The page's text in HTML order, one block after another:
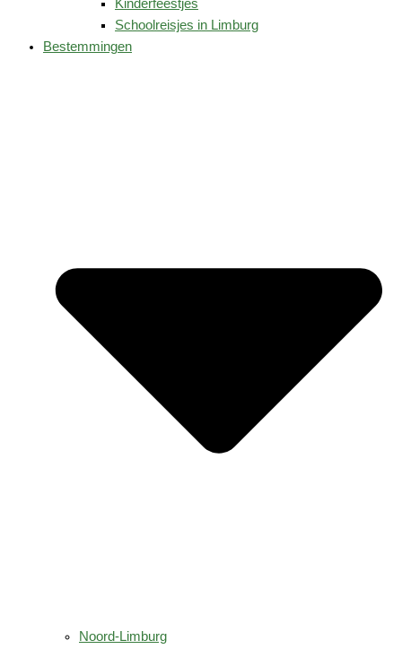
Kinderfeestjes
Schoolreisjes in Limburg
Bestemmingen
Noord-Limburg